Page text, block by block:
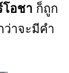
อชา ก็ถูก
าจะมีคำ